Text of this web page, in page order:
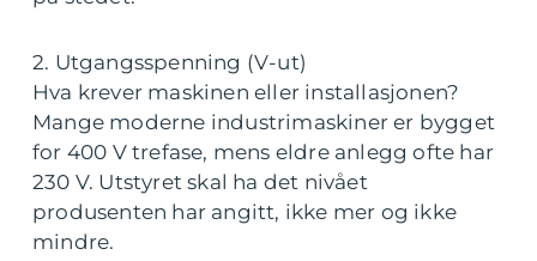
2. Utgangsspenning (V-ut)
Hva krever maskinen eller installasjonen?
Mange moderne industrimaskiner er bygget
for 400 V trefase, mens eldre anlegg ofte har
230 V. Utstyret skal ha det nivået
produsenten har angitt, ikke mer og ikke
mindre.